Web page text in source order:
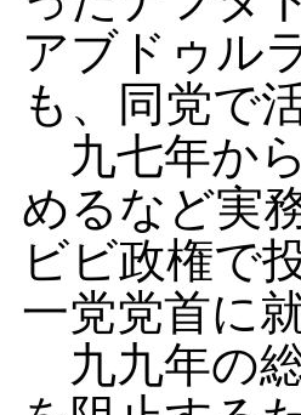
アブドゥル
も、同党で
九七年か
めるなど実
ビビ政権で
一党党首に
九九年の